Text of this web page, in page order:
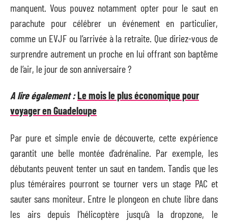
manquent. Vous pouvez notamment opter pour le saut en
parachute pour célébrer un événement en particulier,
comme un EVJF ou l’arrivée à la retraite. Que diriez-vous de
surprendre autrement un proche en lui offrant son baptême
de l’air, le jour de son anniversaire ?
A lire également :Le mois le plus économique pour
voyager en Guadeloupe
Par pure et simple envie de découverte, cette expérience
garantit une belle montée d’adrénaline. Par exemple, les
débutants peuvent tenter un saut en tandem. Tandis que les
plus téméraires pourront se tourner vers un stage PAC et
sauter sans moniteur. Entre le plongeon en chute libre dans
les airs depuis l’hélicoptère jusqu’à la dropzone, le